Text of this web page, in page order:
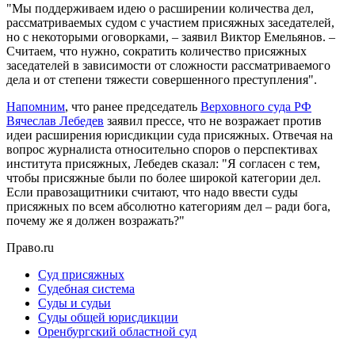
"Мы поддерживаем идею о расширении количества дел,
рассматриваемых судом с участием присяжных заседателей,
но с некоторыми оговорками, – заявил Виктор Емельянов. –
Считаем, что нужно, сократить количество присяжных
заседателей в зависимости от сложности рассматриваемого
дела и от степени тяжести совершенного преступления".
Напомним, что ранее председатель Верховного суда РФ
Вячеслав Лебедев заявил прессе, что не возражает против
идеи расширения юрисдикции суда присяжных. Отвечая на
вопрос журналиста относительно споров о перспективах
института присяжных, Лебедев сказал: "Я согласен с тем,
чтобы присяжные были по более широкой категории дел.
Если правозащитники считают, что надо ввести суды
присяжных по всем абсолютно категориям дел – ради бога,
почему же я должен возражать?"
Право.ru
Суд присяжных
Судебная система
Суды и судьи
Суды общей юрисдикции
Оренбургский областной суд